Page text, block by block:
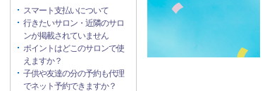
スマート支払いについて
行きたいサロン・近隣のサロ
ンが掲載されていません
ポイントはどこのサロンで使
えますか？
子供や友達の分の予約も代理
でネット予約できますか？